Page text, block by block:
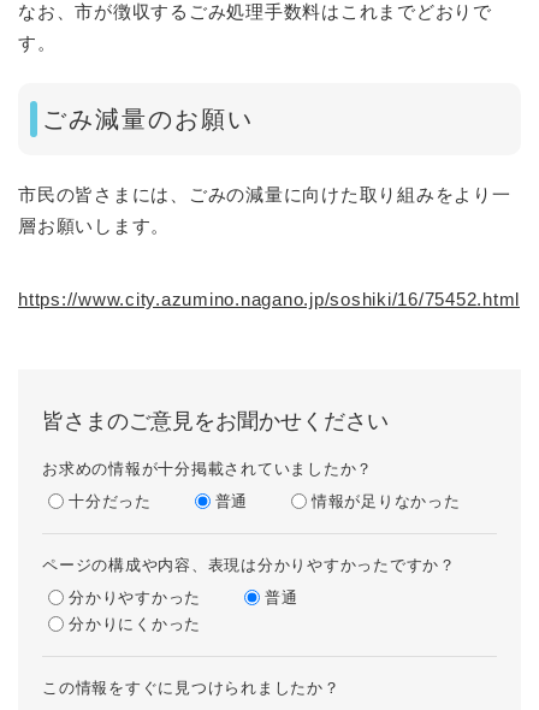
なお、市が徴収するごみ処理手数料はこれまでどおりで
す。
ごみ減量のお願い
市民の皆さまには、ごみの減量に向けた取り組みをより一
層お願いします。
https://www.city.azumino.nagano.jp/soshiki/16/75452.html
皆さまのご意見をお聞かせください
お求めの情報が十分掲載されていましたか？
十分だった
普通 情報が足りなかった
ページの構成や内容、表現は分かりやすかったですか？
分かりやすかった
普通
分かりにくかった
この情報をすぐに見つけられましたか？